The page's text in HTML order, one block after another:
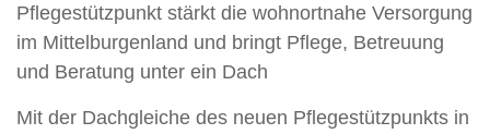
Pflegestützpunkt stärkt die wohnortnahe Versorgung
im Mittelburgenland und bringt Pflege, Betreuung
und Beratung unter ein Dach
Mit der Dachgleiche des neuen Pflegestützpunkts in